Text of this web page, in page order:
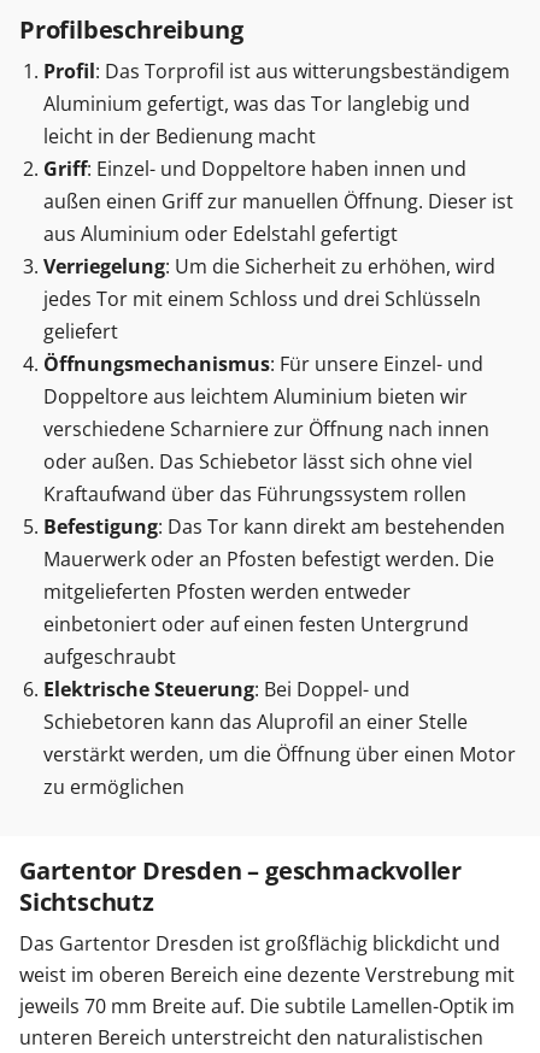
Profilbeschreibung
Profil: Das Torprofil ist aus witterungsbeständigem
Aluminium gefertigt, was das Tor langlebig und
leicht in der Bedienung macht
Griff: Einzel- und Doppeltore haben innen und
außen einen Griff zur manuellen Öffnung. Dieser ist
aus Aluminium oder Edelstahl gefertigt
Verriegelung: Um die Sicherheit zu erhöhen, wird
jedes Tor mit einem Schloss und drei Schlüsseln
geliefert
Öffnungsmechanismus: Für unsere Einzel- und
Doppeltore aus leichtem Aluminium bieten wir
verschiedene Scharniere zur Öffnung nach innen
oder außen. Das Schiebetor lässt sich ohne viel
Kraftaufwand über das Führungssystem rollen
Befestigung: Das Tor kann direkt am bestehenden
Mauerwerk oder an Pfosten befestigt werden. Die
mitgelieferten Pfosten werden entweder
einbetoniert oder auf einen festen Untergrund
aufgeschraubt
Elektrische Steuerung: Bei Doppel- und
Schiebetoren kann das Aluprofil an einer Stelle
verstärkt werden, um die Öffnung über einen Motor
zu ermöglichen
Gartentor Dresden – geschmackvoller
Sichtschutz
Das Gartentor Dresden ist großflächig blickdicht und
weist im oberen Bereich eine dezente Verstrebung mit
jeweils 70 mm Breite auf. Die subtile Lamellen-Optik im
unteren Bereich unterstreicht den naturalistischen